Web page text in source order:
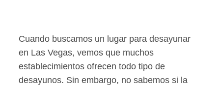
Cuando buscamos un lugar para desayunar
en Las Vegas, vemos que muchos
establecimientos ofrecen todo tipo de
desayunos. Sin embargo, no sabemos si la